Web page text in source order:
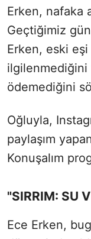
Erken, nafaka
Geçtiğimiz
Erken, eski eşi
ilgilenmediğini
ödemediğini
Oğluyla,
paylaşım
Konuşalım
"SIRRIM: SU
Ece Erken,